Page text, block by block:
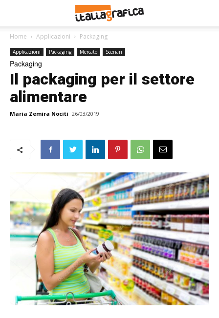
Home Applicazioni Packaging
Applicazioni Packaging Mercato Scenari
Packaging
Il packaging per il settore
alimentare
Maria Zemira Nociti 26/03/2019